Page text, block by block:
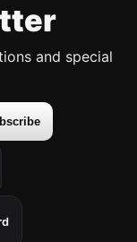
and special